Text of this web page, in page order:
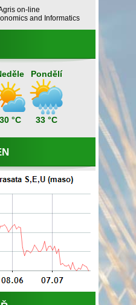
on-line
and Informatics
30 °C
Pondělí
33 °C